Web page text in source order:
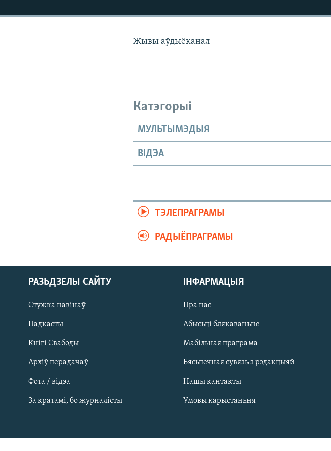
КАЛЯНДАР
НА ХВАЛЯХ СВАБОДЫ
САЧЫЦЕ ЗА АБНАЎЛЕНЬНЯМІ
Жывы аўдыёканал
Катэгорыі
МУЛЬТЫМЭДЫЯ
ВІДЭА
ТЭЛЕПРАГРАМЫ
РАДЫЁПРАГРАМЫ
РАЗЬДЗЕЛЫ САЙТУ
Стужка навінаў
Падкасты
Кнігі Свабоды
Архіў перадачаў
Фота / відэа
За кратамі, бо журналісты
ІНФАРМАЦЫЯ
Пра нас
Абысьці блякаваньне
Мабільная праграма
Бясьпечная сувязь з рэдакцыяй
Нашы кантакты
Умовы карыстаньня